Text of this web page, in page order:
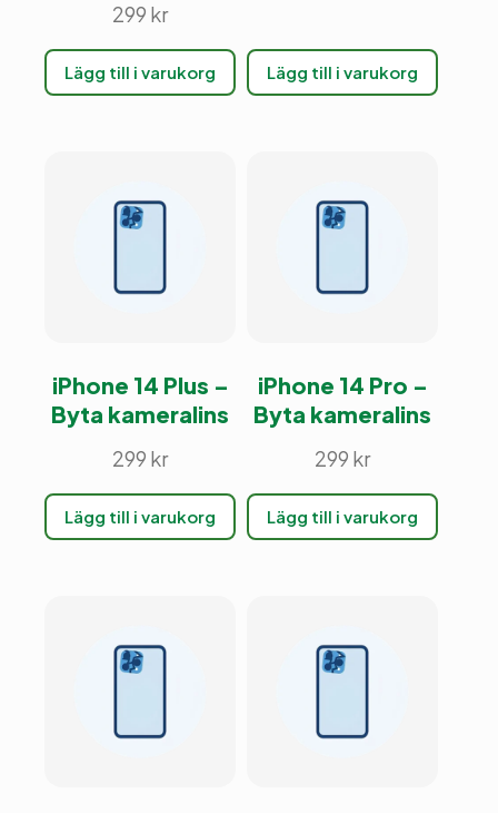
299 kr
Lägg till i varukorg Lägg till i varukorg
iPhone 14 Plus –
Byta kameralins
299 kr
Lägg till i varukorg
iPhone 14 Pro –
Byta kameralins
299 kr
Lägg till i varukorg